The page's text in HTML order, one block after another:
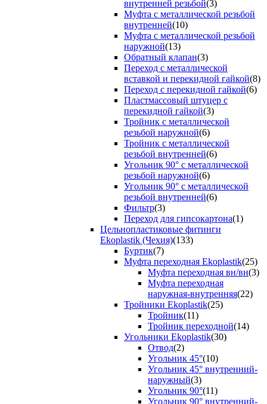
внутренней резьбой(3)
Муфта с металлической резьбой
внутренней(10)
Муфта с металлической резьбой
наружной(13)
Обратный клапан(3)
Переход с металлической
вставкой и перекидной гайкой(8)
Переход с перекидной гайкой(6)
Пластмассовый штуцер с
перекидной гайкой(3)
Тройник с металлической
резьбой наружной(6)
Тройник с металлической
резьбой внутренней(6)
Угольник 90° с металлической
резьбой наружной(6)
Угольник 90° с металлической
резьбой внутренней(6)
Фильтр(3)
Переход для гипсокартона(1)
Цельнопластиковые фитинги
Ekoplastik (Чехия)(133)
Буртик(7)
Муфта переходная Ekoplastik(25)
Муфта переходная вн/вн(3)
Муфта переходная
наружная-внутренняя(22)
Тройники Ekoplastik(25)
Тройник(11)
Тройник переходной(14)
Угольники Ekoplastik(30)
Отвод(2)
Угольник 45°(10)
Угольник 45° внутренний-
наружный(3)
Угольник 90°(11)
Угольник 90° внутренний-